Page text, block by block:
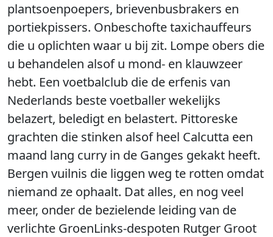
plantsoenpoepers, brievenbusbrakers en
portiekpissers. Onbeschofte taxichauffeurs
die u oplichten waar u bij zit. Lompe obers die
u behandelen alsof u mond- en klauwzeer
hebt. Een voetbalclub die de erfenis van
Nederlands beste voetballer wekelijks
belazert, beledigt en belastert. Pittoreske
grachten die stinken alsof heel Calcutta een
maand lang curry in de Ganges gekakt heeft.
Bergen vuilnis die liggen weg te rotten omdat
niemand ze ophaalt. Dat alles, en nog veel
meer, onder de bezielende leiding van de
verlichte GroenLinks-despoten Rutger Groot